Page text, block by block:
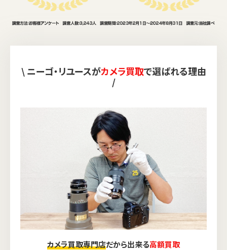
\ ニーゴ・リユースがカメラ買取で選ばれる理由
/
カメラ買取専門店だから出来る高額買取